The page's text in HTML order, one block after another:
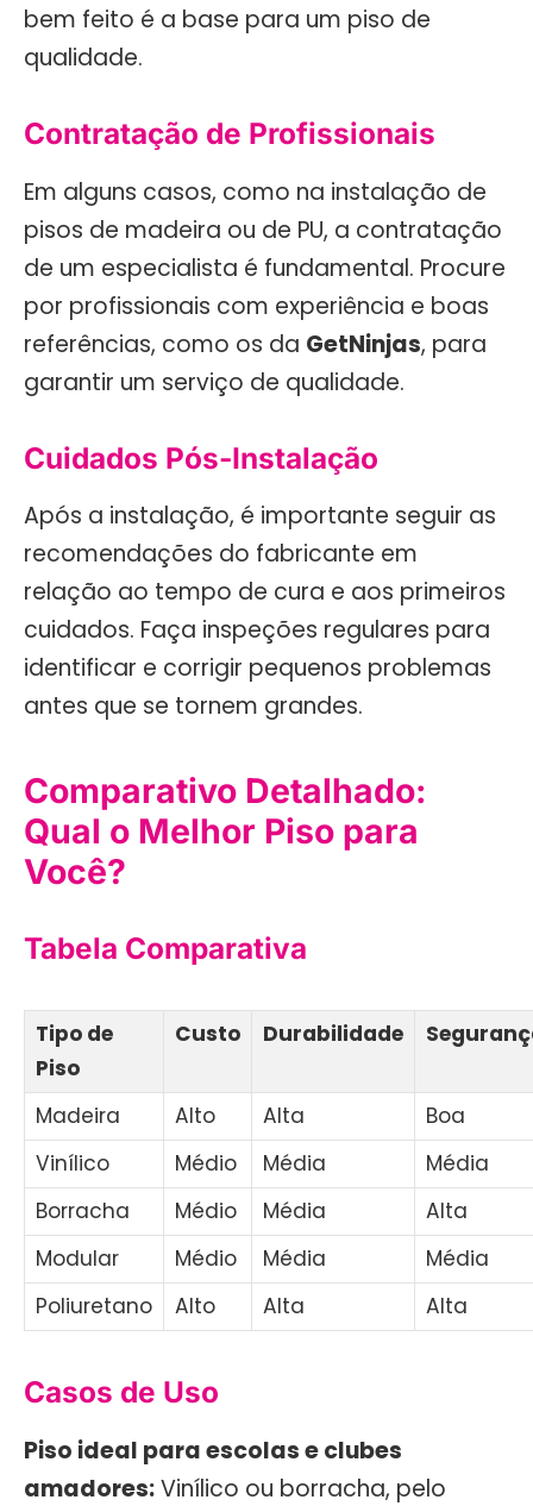
bem feito é a base para um piso de
qualidade.
Contratação de Profissionais
Em alguns casos, como na instalação de
pisos de madeira ou de PU, a contratação
de um especialista é fundamental. Procure
por profissionais com experiência e boas
referências, como os da GetNinjas, para
garantir um serviço de qualidade.
Cuidados Pós-Instalação
Após a instalação, é importante seguir as
recomendações do fabricante em
relação ao tempo de cura e aos primeiros
cuidados. Faça inspeções regulares para
identificar e corrigir pequenos problemas
antes que se tornem grandes.
Comparativo Detalhado:
Qual o Melhor Piso para
Você?
Tabela Comparativa
Tipo de
Piso
Custo Durabilidade
Madeira Alto Alta
Boa
Vinílico
Médio Média
Média
Borracha
Médio Média
Alta
Modular
Médio Média
Média
Poliuretano
Alto Alta Alta
Casos de Uso
Piso ideal para escolas e clubes
amadores:Vinílico ou borracha, pelo